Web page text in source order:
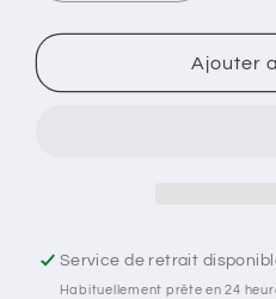
la
quantité
iPhone
la
quantité
de
iPhone
Ajouter
Service de retrait
Habituellement prête en 24